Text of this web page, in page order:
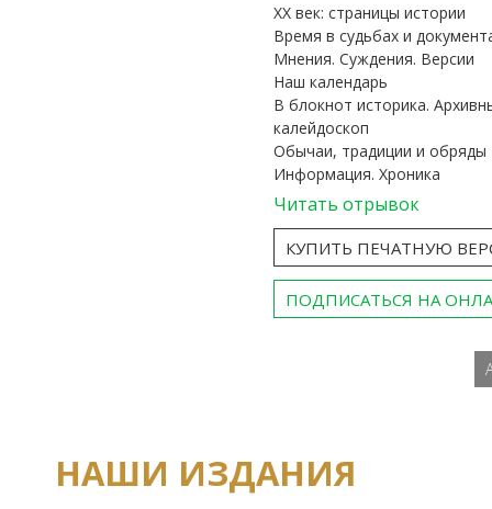
ХХ век: страницы истории
Время в судьбах и
Мнения. Суждения. Версии
Наш календарь
В блокнот историка.
калейдоскоп
Обычаи, традиции и обряды
Информация. Хроника
Читать отрывок
КУПИТЬ ПЕЧАТНУЮ
ПОДПИСАТЬСЯ НА
НАШИ ИЗДАНИЯ